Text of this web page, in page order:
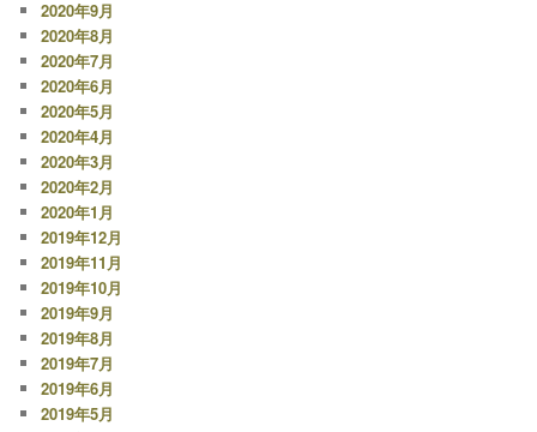
2020年9月
2020年8月
2020年7月
2020年6月
2020年5月
2020年4月
2020年3月
2020年2月
2020年1月
2019年12月
2019年11月
2019年10月
2019年9月
2019年8月
2019年7月
2019年6月
2019年5月